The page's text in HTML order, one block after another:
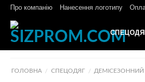
Skip
content
Про компанію Нанесення логотипу
ГОЛОВНА / СПЕЦОДЯГ /